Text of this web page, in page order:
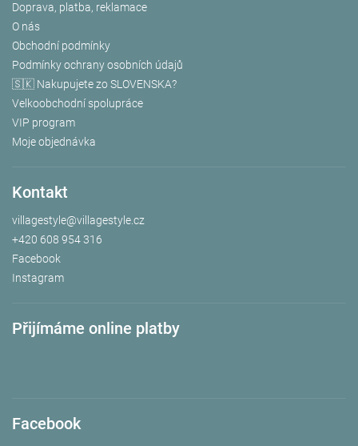
Doprava, platba, reklamace
O nás
Obchodní podmínky
Podmínky ochrany osobních údajů
🇸🇰 Nakupujete zo SLOVENSKA?
Velkoobchodní spolupráce
VIP program
Moje objednávka
Kontakt
villagestyle@villagestyle.cz
+420 608 954 316
Facebook
Instagram
Přijímáme online platby
Facebook